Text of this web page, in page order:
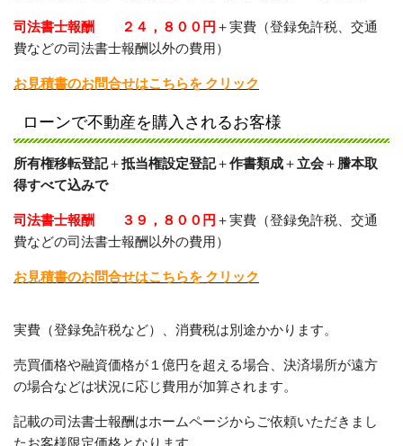
司法書士報酬 ２４，８００円 ＋実費（登録免許税、交通
費などの司法書士報酬以外の費用）
お見積書のお問合せはこちらを クリック
ローンで不動産を購入されるお客様
所有権移転登記＋抵当権設定登記＋作書類成＋ 立会＋ 謄本取
得すべて込みで
司法書士報酬 ３９，８００円 ＋実費（登録免許税、交通
費などの司法書士報酬以外の費用）
お見積書のお問合せはこちらを クリック
実費（登録免許税など）、消費税は別途かかります。
売買価格や融資価格が１億円を超える場合、決済場所が遠方
の場合などは状況に応じ費用が加算されます。
記載の司法書士報酬はホームページからご依頼いただきまし
たお客様限定価格となります。